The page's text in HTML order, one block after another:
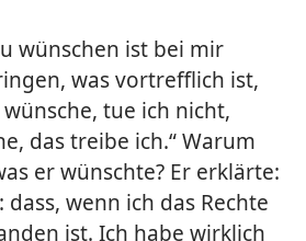
wünschen ist bei mir
was vortrefflich ist,
tue ich nicht,
das treibe ich.“ Warum
er wünschte? Er erklärte:
wenn ich das Rechte
ist. Ich habe wirklich